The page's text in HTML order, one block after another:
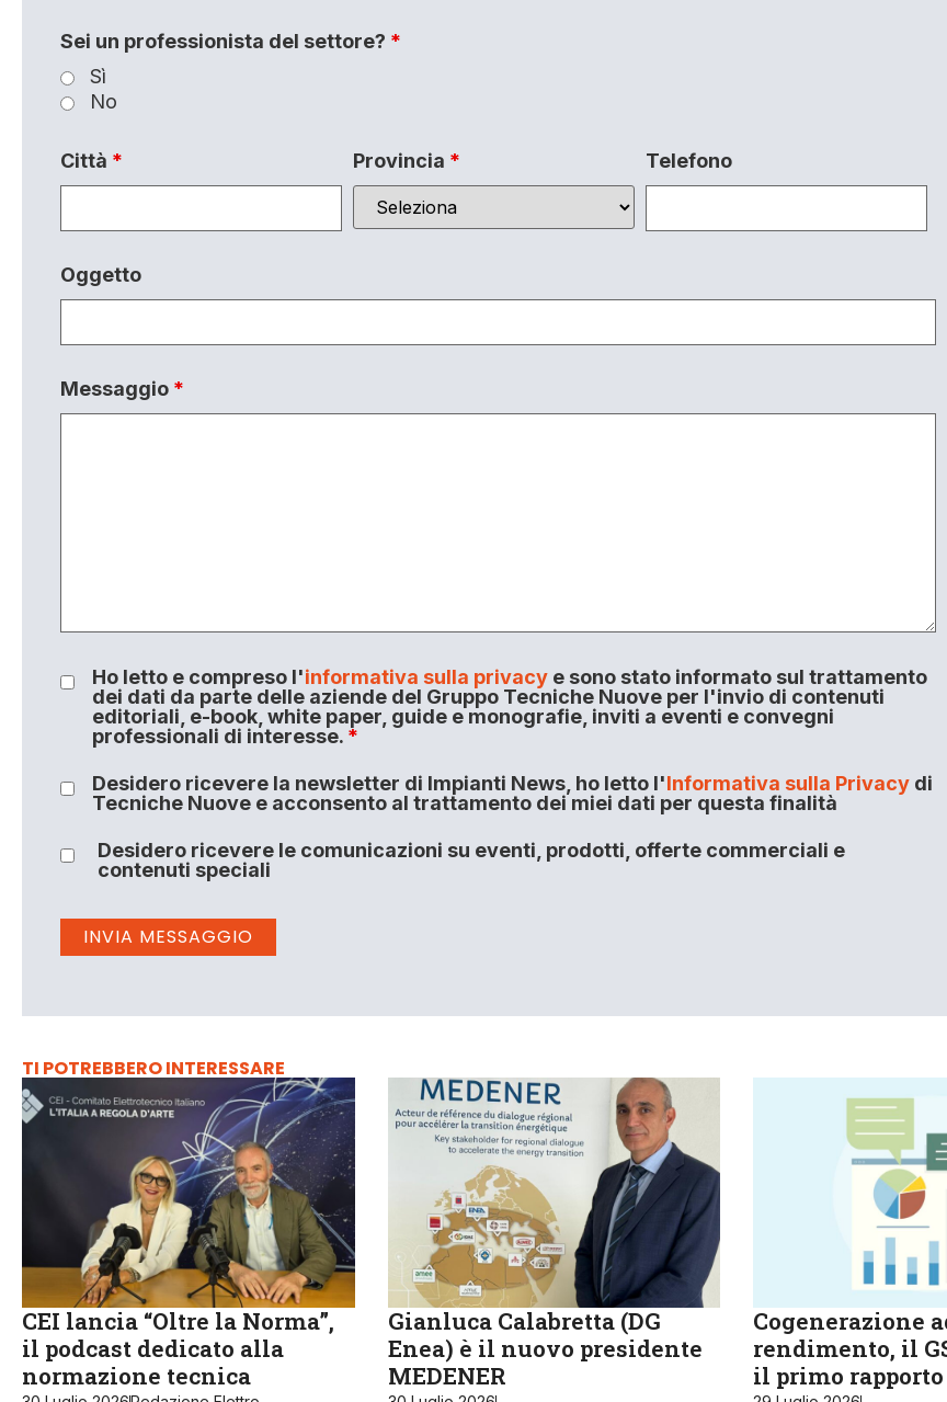
Sei un professionista del settore? *
Sì
No
Città * Provincia * Telefono
Oggetto
Messaggio *
Ho letto e compreso l'informativa sulla privacye sono stato informato sul trattamento
dei dati da parte delle aziende del Gruppo Tecniche Nuove per l'invio di contenuti
editoriali, e-book, white paper, guide e monografie, inviti a eventi e convegni
professionali di interesse. *
Desidero ricevere la newsletter di Impianti News, ho letto l'Informativa sulla Privacydi
Tecniche Nuove e acconsento al trattamento dei miei dati per questa finalità
Desidero ricevere le comunicazioni su eventi, prodotti, offerte commerciali e
contenuti speciali
TI POTREBBERO INTERESSARE
CEI lancia “Oltre la Norma”,
il podcast dedicato alla
normazione tecnica
Gianluca Calabretta (DG
Enea) è il nuovo presidente
MEDENER
Cogenerazione
rendimento, il
il primo